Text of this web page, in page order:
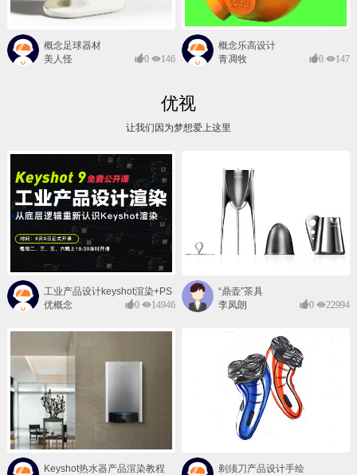
概念足球器材
美人怪
0 146
概念乐高设计
青凋牧
0 147
优视
让我们因为梦想爱上这里
工业产品设计keyshot渲染+PS
后期班
优概念 0 14946
“鼎壶”茶具
李凤朗
0 22994
Keyshot热水器产品渲染教程
剃须刀产品设计手绘